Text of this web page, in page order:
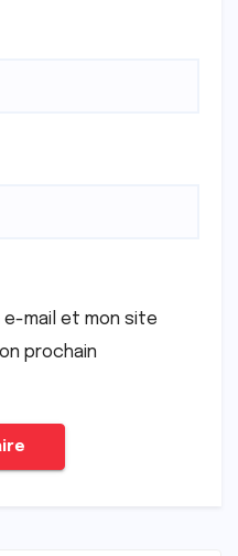
e-mail et mon site
prochain